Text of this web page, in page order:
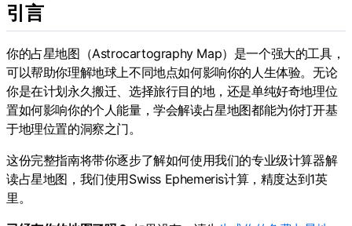
引言
你的占星地图（Astrocartography Map）是一个强大的工具，
可以帮助你理解地球上不同地点如何影响你的人生体验。无论
你是在计划永久搬迁、选择旅行目的地，还是单纯好奇地理位
置如何影响你的个人能量，学会解读占星地图都能为你打开基
于地理位置的洞察之门。
这份完整指南将带你逐步了解如何使用我们的专业级计算器解
读占星地图，我们使用Swiss Ephemeris计算，精度达到1英
里。